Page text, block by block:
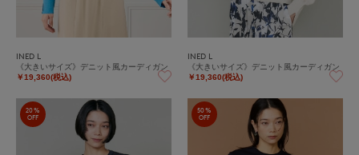
INED L
《大きいサイズ》デニット風カーディガン
￥19,360(税込)
INED L
《大きいサイズ》デニット風カーディガン
￥19,360(税込)
20%
OFF
50%
OFF